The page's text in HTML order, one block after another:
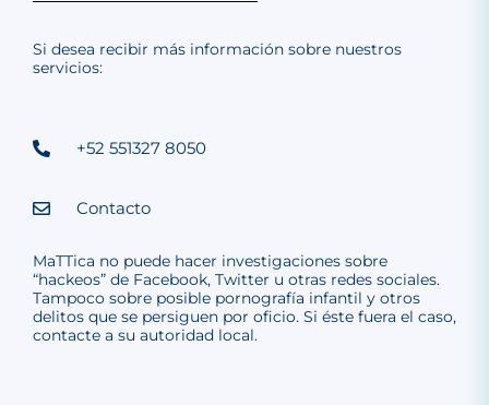
Si desea recibir más información sobre nuestros
servicios:
+52 551327 8050
Contacto
MaTTica no puede hacer investigaciones sobre
“hackeos” de Facebook, Twitter u otras redes sociales.
Tampoco sobre posible pornografía infantil y otros
delitos que se persiguen por oficio. Si éste fuera el caso,
contacte a su autoridad local.